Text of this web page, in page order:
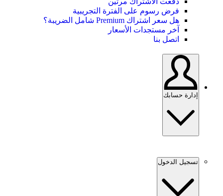
فرض رسوم على الفترة التجريبية
هل سعر اشتراك Premium شامل الضريبة؟
آخر مستجدات الأسعار
اتصل بنا
إدارة حسابك
تسجيل الدخول